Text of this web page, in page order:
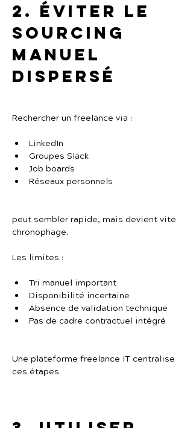
2. Éviter le
sourcing
manuel
dispersé
Rechercher un freelance via :
LinkedIn
Groupes Slack
Job boards
Réseaux personnels
peut sembler rapide, mais devient vite
chronophage.
Les limites :
Tri manuel important
Disponibilité incertaine
Absence de validation technique
Pas de cadre contractuel intégré
Une plateforme freelance IT centralise
ces étapes.